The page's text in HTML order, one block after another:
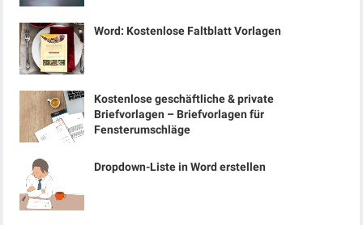
Word: Kostenlose Faltblatt Vorlagen
Kostenlose geschäftliche & private
Briefvorlagen – Briefvorlagen für
Fensterumschläge
Dropdown-Liste in Word erstellen